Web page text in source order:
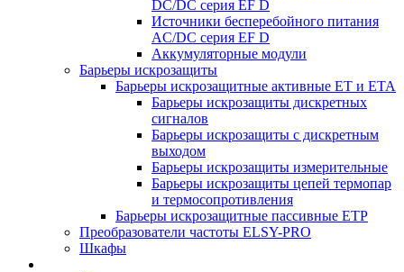
DC/DC серия EF D
Источники бесперебойного питания
AC/DC серия EF D
Аккумуляторные модули
Барьеры искрозащиты
Барьеры искрозащитные активные ET и ETA
Барьеры искрозащиты дискретных
сигналов
Барьеры искрозащиты с дискретным
выходом
Барьеры искрозащиты измерительные
Барьеры искрозащиты цепей термопар
и термосопротивления
Барьеры искрозащитные пассивные ЕТР
Преобразователи частоты ELSY-PRO
Шкафы